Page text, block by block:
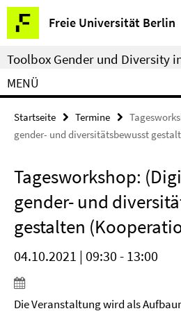
Springe
direkt
zu
Inhalt
Freie Universität Berlin
Service-
Navigation
Toolbox Gender und Diversity
MENÜ
Startseite Termine
gender- und diversitätsbewusst
Tagesworkshop:
gender- und
gestalten
04.10.2021 | 09:30 - 13:00
Die Veranstaltung wird als